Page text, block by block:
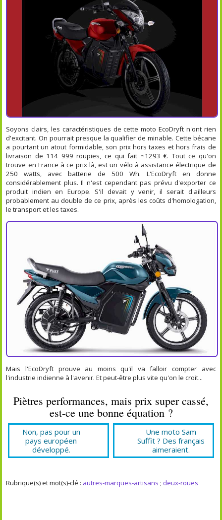
Soyons clairs, les caractéristiques de cette moto EcoDryft n'ont rien
d'excitant. On pourrait presque la qualifier de minable. Cette bécane
a pourtant un atout formidable, son prix hors taxes et hors frais de
livraison de 114 999 roupies, ce qui fait ~1293 €. Tout ce qu'on
trouve en France à ce prix là, est un vélo à assistance électrique de
250 watts, avec batterie de 500 Wh. L'EcoDryft en donne
considérablement plus. Il n'est cependant pas prévu d'exporter ce
produit indien en Europe. S'il devait y venir, il serait d'ailleurs
probablement au double de ce prix, après les coûts d'homologation,
le transport et les taxes.
Mais l'EcoDryft prouve au moins qu'il va falloir compter avec
l'industrie indienne à l'avenir. Et peut-être plus vite qu'on le croit...
Piètres performances, mais prix super cassé,
est-ce une bonne équation ?
Non, pas pour un
pays européen
développé.
Une moto Sam
Suffit ? Des français
aimeraient.
Rubrique(s) et mot(s)-clé : autres-marques-artisans ; deux-roues